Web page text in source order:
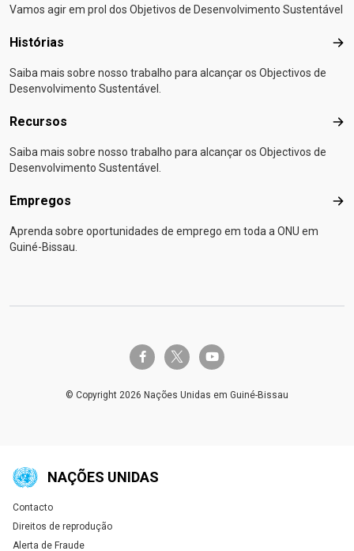
Vamos agir em prol dos Objetivos de Desenvolvimento Sustentável
Histórias
Saiba mais sobre nosso trabalho para alcançar os Objectivos de
Desenvolvimento Sustentável.
Recursos
Saiba mais sobre nosso trabalho para alcançar os Objectivos de
Desenvolvimento Sustentável.
Empregos
Aprenda sobre oportunidades de emprego em toda a ONU em
Guiné-Bissau.
facebook-ftwitter-x youtube
© Copyright 2026 Nações Unidas em Guiné-Bissau
NAÇÕES UNIDAS
Global U.N. menu
Contacto
Direitos de reprodução
Alerta de Fraude